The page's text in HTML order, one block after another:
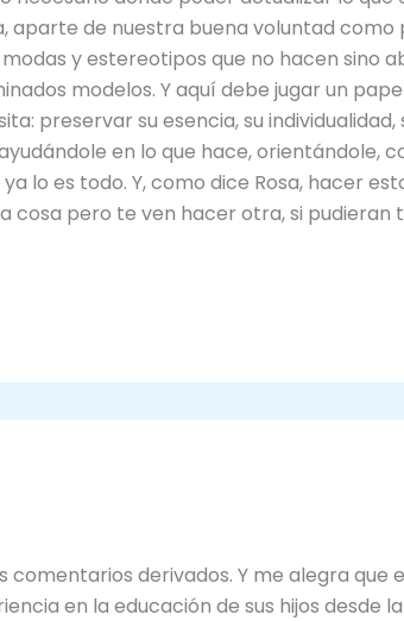
aparte de nuestra buena voluntad
y estereotipos que no hacen sino
modelos. Y aquí debe jugar un
preservar su esencia, su
en lo que hace, orientándole,
lo es todo. Y, como dice Rosa, hacer
cosa pero te ven hacer otra, si
derivados. Y me alegra que
en la educación de sus hijos desde